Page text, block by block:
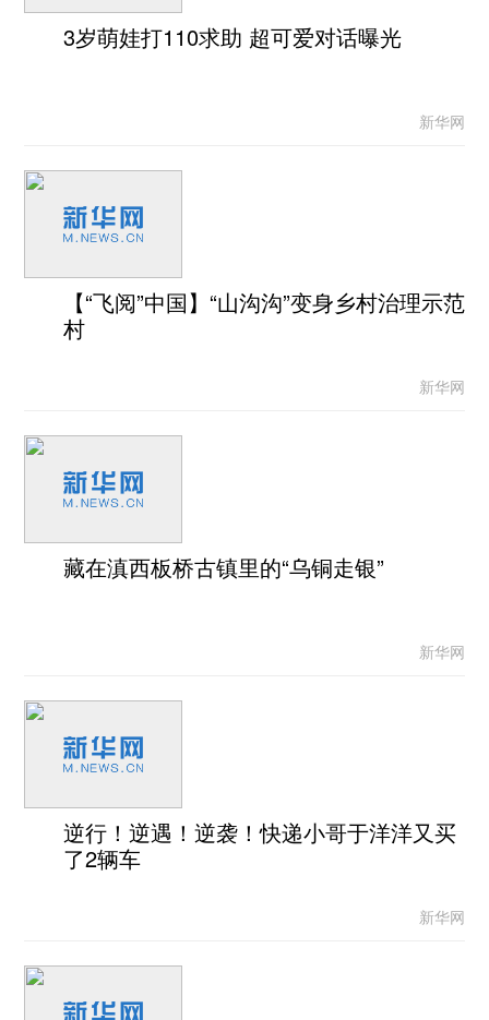
3岁萌娃打110求助 超可爱对话曝光
新华网
【“飞阅”中国】“山沟沟”变身乡村治理示范
村
新华网
藏在滇西板桥古镇里的“乌铜走银”
新华网
逆行！逆遇！逆袭！快递小哥于洋洋又买
了2辆车
新华网